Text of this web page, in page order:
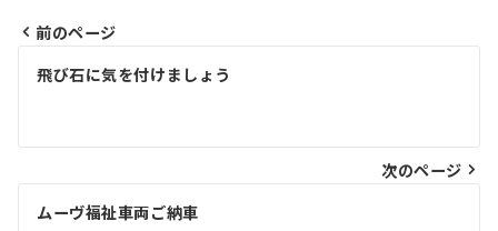
投
ナ
ビ
ゲ
前のページ
飛び石に気を付けましょう
次のページ
ムーヴ福祉車両ご納車